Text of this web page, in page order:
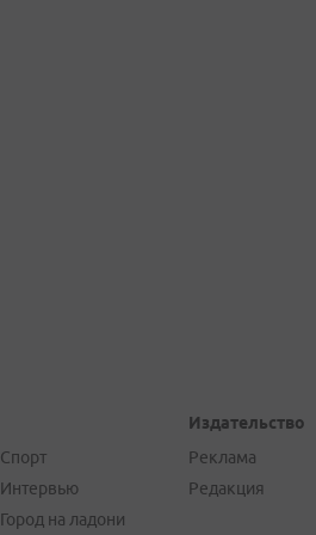
Спорт
Интервью
Город на ладони
Издательство
Реклама
Редакция